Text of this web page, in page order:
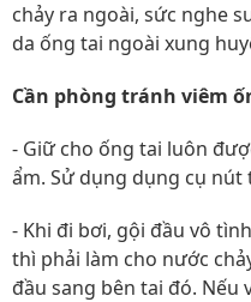
chảy ra ngoài, sức nghe
da ống tai ngoài xung
Cần phòng tránh viêm
- Giữ cho ống tai luôn
ẩm. Sử dụng dụng cụ nút
- Khi đi bơi, gội đầu vô
thì phải làm cho nước
đầu sang bên tai đó. Nếu